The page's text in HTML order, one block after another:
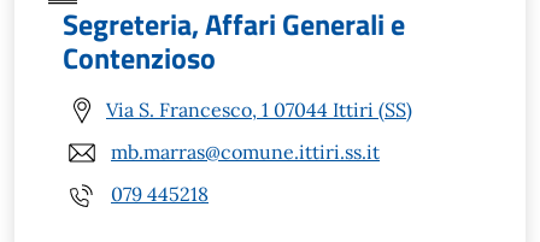
Segreteria, Affari Generali e
Contenzioso
Via S. Francesco, 1 07044 Ittiri (SS)
mb.marras@comune.ittiri.ss.it
079 445218